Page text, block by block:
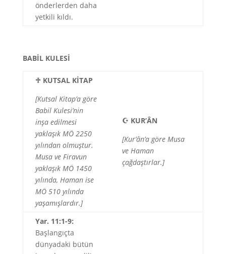
önderlerden daha
yetkili kıldı.
BABİL KULESİ
♱ KUTSAL KİTAP
[Kutsal Kitap’a göre
Babil Kulesi’nin
inşa edilmesi
yaklaşık MÖ 2250
yılından olmuştur.
Musa ve Firavun
yaklaşık MÖ 1450
yılında, Haman ise
MÖ 510 yılında
yaşamışlardır.]
☪ KUR’ÂN
[Kur’ân’a göre Musa
ve Haman
çağdaştırlar.]
Yar. 11:1-9:
Başlangıçta
dünyadaki bütün